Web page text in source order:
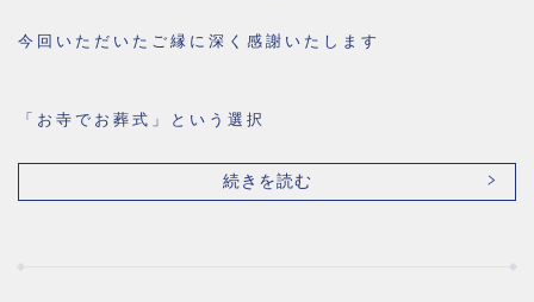
今回いただいたご縁に深く感謝いたします
「お寺でお葬式」という選択
続きを読む